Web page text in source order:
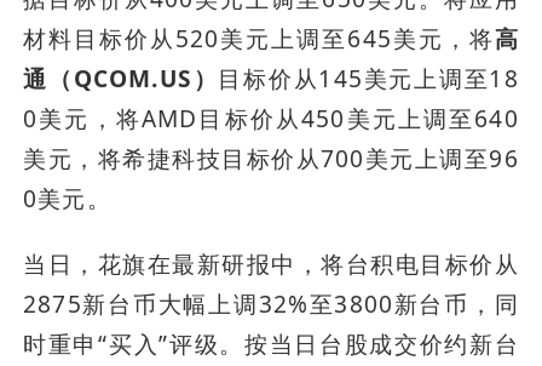
材料目标价从520美元上调至645美元，将高
通（QCOM.US） 目标价从145美元上调至18
0美元，将AMD目标价从450美元上调至640
美元，将希捷科技目标价从700美元上调至96
0美元。
当日，花旗在最新研报中，将台积电目标价从
2875新台币大幅上调32%至3800新台币，同
时重申“买入”评级。按当日台股成交价约新台